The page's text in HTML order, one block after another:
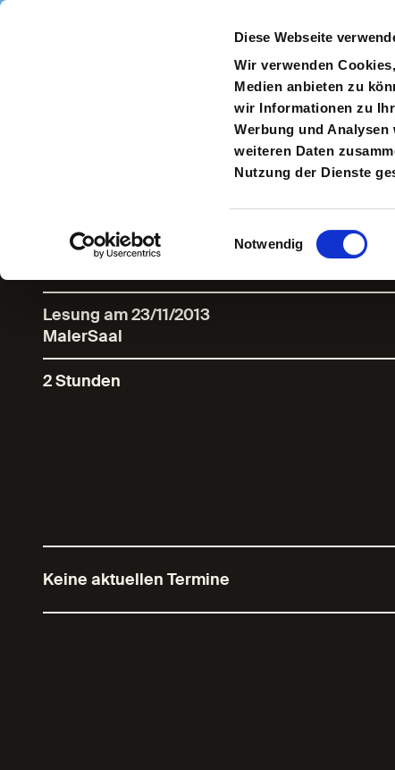
Diese Webseite
Wir verwenden
Medien anbieten zu
wir Informationen zu
Werbung und
weiteren Daten
Nutzung der Dienste
Einwilligungsauswahl
Notwendig
Direkt zum Inhalt
Die Zukunft
Geschichten vom Weltuntergang / Auftakt
Lesung am 23/11/2013
MalerSaal
2 Stunden
Keine aktuellen Termine